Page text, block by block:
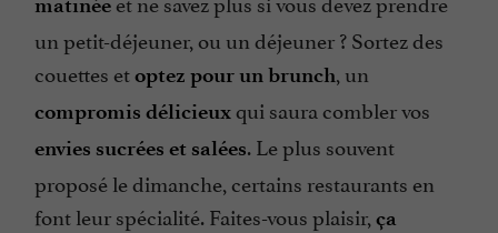
matinée
un petit-déjeuner, ou un déjeuner ? Sortez des
couettes etoptez pour un brunch, un
compromis délicieuxqui saura combler vos
envies sucrées et salées. Le plus souvent
proposé le dimanche, certains restaurants en
font leur spécialité. Faites-vous plaisir, ça